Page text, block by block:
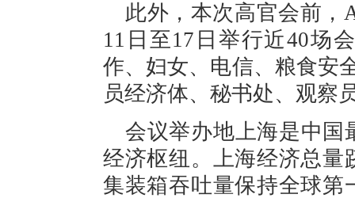
此外，本次高官会前，
11日至17日举行近40场
作、妇女、电信、粮食安
员经济体、秘书处、观察
会议举办地上海是中国
经济枢纽。上海经济总量
集装箱吞吐量保持全球第